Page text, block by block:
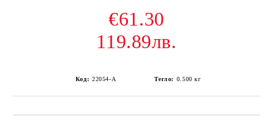
€61.30
119.89лв.
Код: 22054-А Тегло: 0.500 кг